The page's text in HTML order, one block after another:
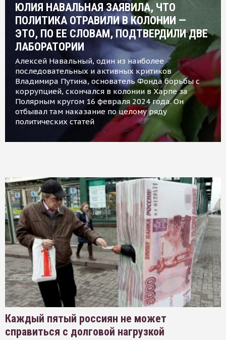
ЮЛИЯ НАВАЛЬНАЯ ЗАЯВИЛА, ЧТО
ПОЛИТИКА ОТРАВИЛИ В КОЛОНИИ —
ЭТО, ПО ЕЕ СЛОВАМ, ПОДТВЕРДИЛИ ДВЕ
ЛАБОРАТОРИИ
Алексей Навальный, один из наиболее
последовательных и активных критиков
Владимира Путина, основатель Фонда борьбы с
коррупцией, скончался в колонии в Харпе за
Полярным кругом 16 февраля 2024 года. Он
отбывал там наказание по целому ряду
политических статей
Каждый пятый россиян не может
справиться с долговой нагрузкой